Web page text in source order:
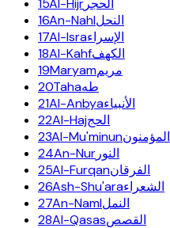
15Al-Hijr الحجر
16An-Nahlالنحل
17Al-Israالإسراء
18Al-Kahfالكهف
19Maryamمريم
20Tahaطه
21Al-Anbyaالأنبياء
22Al-Hajالحج
23Al-Mu'minunالمؤمنون
24An-Nur النور
25Al-Furqanالفرقان
26Ash-Shu'araالشعراء
27An-Namlالنمل
28Al-Qasasالقصص